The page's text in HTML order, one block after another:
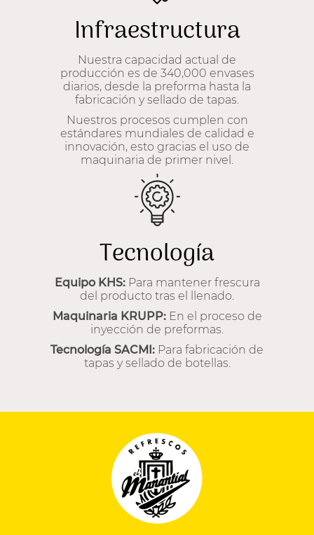
Infraestructura
Nuestra capacidad actual de
producción es de 340,000 envases
diarios, desde la preforma hasta la
fabricación y sellado de tapas.
Nuestros procesos cumplen con
estándares mundiales de calidad e
innovación, esto gracias el uso de
maquinaria de primer nivel.
Tecnología
Equipo KHS:Para mantener frescura
del producto tras el llenado.
Maquinaria KRUPP:En el proceso de
inyección de preformas.
Tecnología SACMI: Para fabricación de
tapas y sellado de botellas.